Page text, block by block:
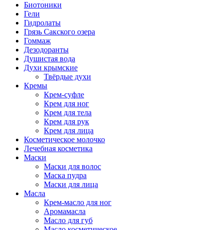
Биотоники
Гели
Гидролаты
Грязь Сакского озера
Гоммаж
Дезодоранты
Душистая вода
Духи крымские
Твёрдые духи
Кремы
Крем-суфле
Крем для ног
Крем для тела
Крем для рук
Крем для лица
Косметическое молочко
Лечебная косметика
Маски
Маски для волос
Маска пудра
Маски для лица
Масла
Крем-масло для ног
Аромамасла
Масло для губ